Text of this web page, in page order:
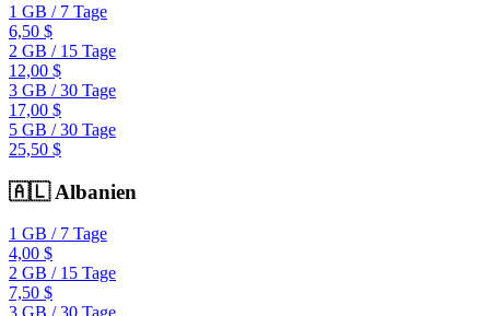
1 GB /7 Tage
6,50 $
2 GB /15 Tage
12,00 $
3 GB /30 Tage
17,00 $
5 GB /30 Tage
25,50 $
🇦🇱Albanien
1 GB /7 Tage
4,00 $
2 GB /15 Tage
7,50 $